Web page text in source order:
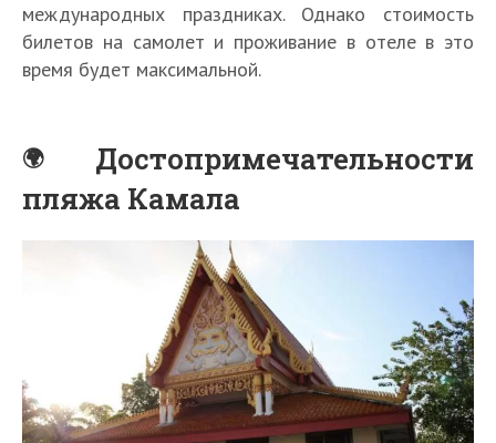
международных праздниках. Однако стоимость
билетов на самолет и проживание в отеле в это
время будет максимальной.
Достопримечательности
пляжа Камала